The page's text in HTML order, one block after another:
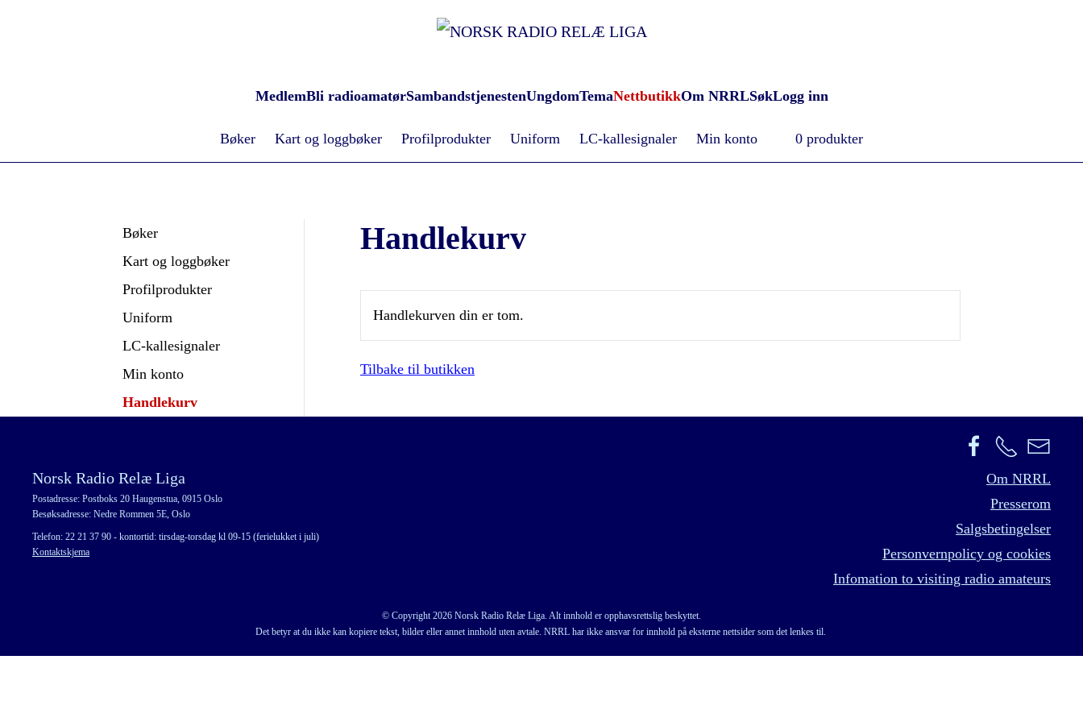
MedlemBli radioamatørSambandstjenestenUngdomTemaNettbutikkOm NRRLSøkLogg inn
Bøker Kart og loggbøker Profilprodukter Uniform LC-kallesignaler Min konto 0 produkter
Handlekurv
Handlekurven din er tom.
Tilbake til butikken
Bøker
Kart og loggbøker
Profilprodukter
Uniform
LC-kallesignaler
Min konto
Handlekurv
Norsk Radio Relæ Liga
Postadresse: Postboks 20 Haugenstua, 0915 Oslo
Besøksadresse: Nedre Rommen 5E, Oslo
Telefon: 22 21 37 90 - kontortid: tirsdag-torsdag kl 09-15 (ferielukket i juli)
Kontaktskjema
Om NRRL
Presserom
Salgsbetingelser
Personvernpolicy og cookies
Infomation to visiting radio amateurs
© Copyright 2026 Norsk Radio Relæ Liga. Alt innhold er opphavsrettslig beskyttet.
Det betyr at du ikke kan kopiere tekst, bilder eller annet innhold uten avtale. NRRL har ikke ansvar for innhold på eksterne nettsider som det lenkes til.